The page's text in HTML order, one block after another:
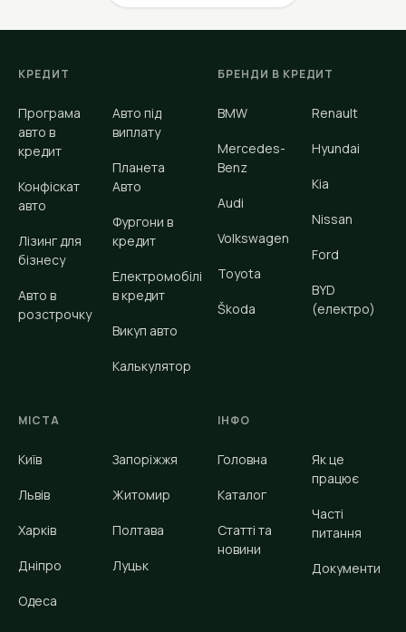
КРЕДИТ
Програма
авто в
кредит
Конфіскат
авто
Лізинг для
бізнесу
Авто в
розстрочку
Авто під
виплату
Планета
Авто
Фургони в
кредит
Електромобілі
в кредит
Викуп авто
Калькулятор
БРЕНДИ В КРЕДИТ
BMW
Mercedes-
Benz
Audi
Volkswagen
Toyota
Škoda
Renault
Hyundai
Kia
Nissan
Ford
BYD
(електро)
МІСТА
Київ
Львів
Харків
Дніпро
Одеса
Запоріжжя
Житомир
Полтава
Луцьк
ІНФО
Головна
Каталог
Статті та
новини
Як це
працює
Часті
питання
Документи